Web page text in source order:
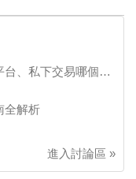
台、私下交易哪個…
全解析
進入討論區 »